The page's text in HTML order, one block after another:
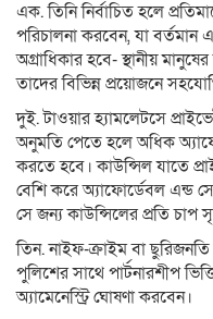
এক. তিনি নির্বাচিত হলে
পরিচালনা করবেন, যা বর্তমান
অগ্রাধিকার হবে- স্থানীয়
তাদের বিভিন্ন প্রয়োজনে
দুই. টাওয়ার হ্যামলেটসে
অনুমতি পেতে হলে অধিক
করতে হবে। কাউন্সিল যাতে
বেশি করে অ্যাফোর্ডেবল এন্ড
সে জন্য কাউন্সিলের প্রতি চাপ
তিন. নাইফ-ক্রাইম বা
পুলিশের সাথে পার্টনারশীপ
অ্যামেনেস্ট্রি ঘোষণা করবেন।